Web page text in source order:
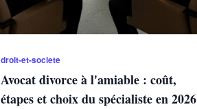
droit-et-societe
Avocat divorce à l'amiable : coût,
étapes et choix du spécialiste en 2026